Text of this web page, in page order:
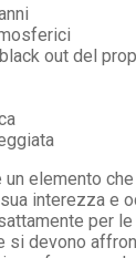
out del
un elemento
interezza e
per le
si devono